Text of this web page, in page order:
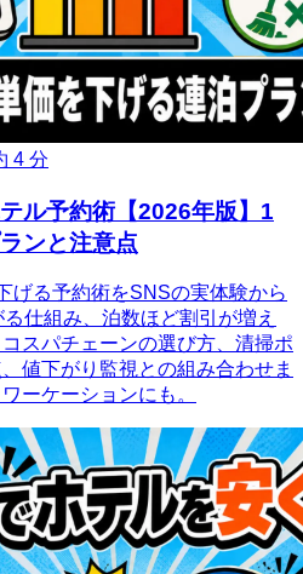
4 分
ル予約術【2026年版】1
ンと注意点
げる予約術をSNSの実体験から
仕組み、泊数ほど割引が増え
スパチェーンの選び方、清掃ポ
値下がり監視との組み合わせま
ーケーションにも。